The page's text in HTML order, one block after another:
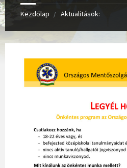
Kezdőlap Aktualitások: